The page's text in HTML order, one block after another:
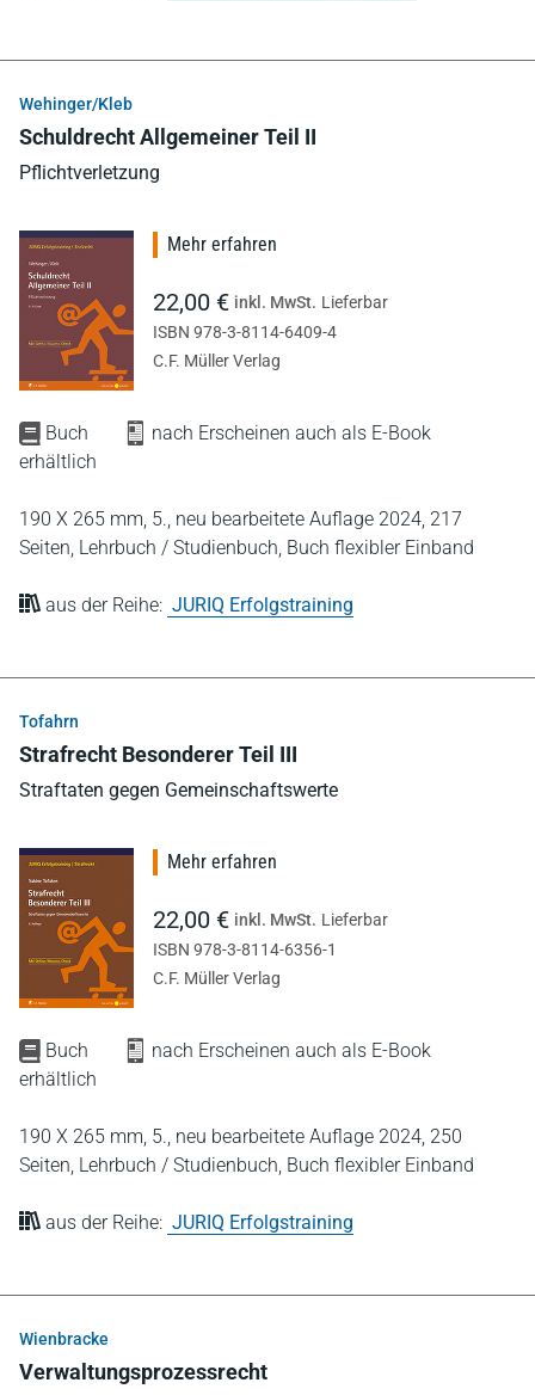
Wehinger/Kleb
Schuldrecht Allgemeiner Teil II
Pflichtverletzung
Buch
nach Erscheinen auch als E-Book
erhältlich
190 X 265 mm, 5., neu bearbeitete Auflage 2024, 217
Seiten, Lehrbuch / Studienbuch, Buch flexibler Einband
aus der Reihe: JURIQ Erfolgstraining
Mehr erfahren
22,00 € inkl. MwSt. Lieferbar
ISBN 978-3-8114-6409-4
C.F. Müller Verlag
Tofahrn
Strafrecht Besonderer Teil III
Straftaten gegen Gemeinschaftswerte
Buch
nach Erscheinen auch als E-Book
erhältlich
190 X 265 mm, 5., neu bearbeitete Auflage 2024, 250
Seiten, Lehrbuch / Studienbuch, Buch flexibler Einband
aus der Reihe: JURIQ Erfolgstraining
Mehr erfahren
22,00 € inkl. MwSt. Lieferbar
ISBN 978-3-8114-6356-1
C.F. Müller Verlag
Wienbracke
Verwaltungsprozessrecht